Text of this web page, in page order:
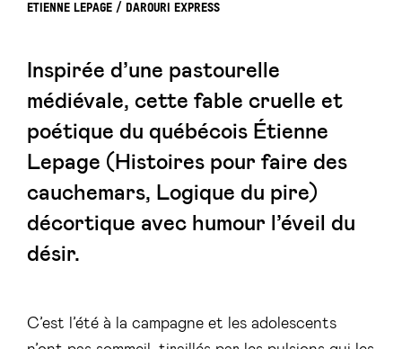
ETIENNE LEPAGE / DAROURI EXPRESS
Inspirée d’une pastourelle
médiévale, cette fable cruelle et
poétique du québécois Étienne
Lepage (Histoires pour faire des
cauchemars, Logique du pire)
décortique avec humour l’éveil du
désir.
C’est l’été à la campagne et les adolescents